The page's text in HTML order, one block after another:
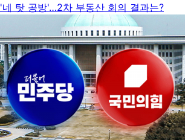
탓 공방'…2차 부동산 회의 결과는?